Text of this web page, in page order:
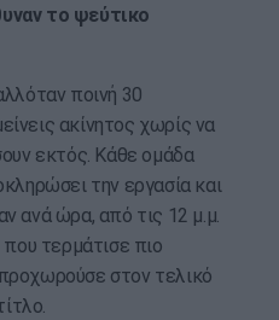
το ψεύτικο
ποινή 30
ακίνητος χωρίς να
εκτός. Κάθε ομάδα
την εργασία και
ανά ώρα, από τις 12 μ.μ.
τερμάτισε πιο
στον τελικό